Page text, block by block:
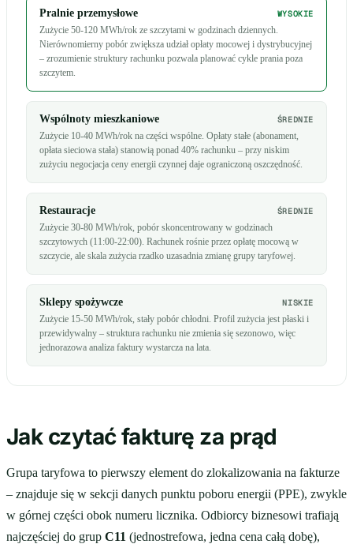
Pralnie przemysłowe WYSOKIE
Zużycie 50-120 MWh/rok ze szczytami w godzinach dziennych.
Nierównomierny pobór zwiększa udział opłaty mocowej i dystrybucyjnej
– zrozumienie struktury rachunku pozwala planować cykle prania poza
szczytem.
Wspólnoty mieszkaniowe ŚREDNIE
Zużycie 10-40 MWh/rok na części wspólne. Opłaty stałe (abonament,
opłata sieciowa stała) stanowią ponad 40% rachunku – przy niskim
zużyciu negocjacja ceny energii czynnej daje ograniczoną oszczędność.
Restauracje ŚREDNIE
Zużycie 30-80 MWh/rok, pobór skoncentrowany w godzinach
szczytowych (11:00-22:00). Rachunek rośnie przez opłatę mocową w
szczycie, ale skala zużycia rzadko uzasadnia zmianę grupy taryfowej.
Sklepy spożywcze NISKIE
Zużycie 15-50 MWh/rok, stały pobór chłodni. Profil zużycia jest płaski i
przewidywalny – struktura rachunku nie zmienia się sezonowo, więc
jednorazowa analiza faktury wystarcza na lata.
Jak czytać fakturę za prąd
Grupa taryfowa to pierwszy element do zlokalizowania na fakturze
– znajduje się w sekcji danych punktu poboru energii (PPE), zwykle
w górnej części obok numeru licznika. Odbiorcy biznesowi trafiają
najczęściej do grup C11 (jednostrefowa, jedna cena całą dobę),